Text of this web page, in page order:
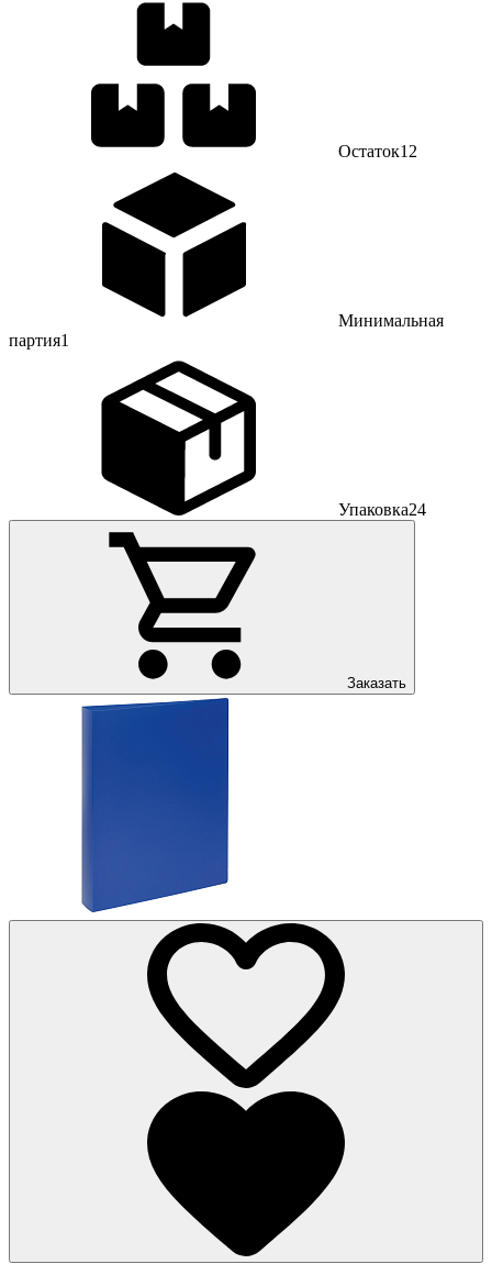
Остаток12
Минимальная
партия1
Упаковка24
Заказать